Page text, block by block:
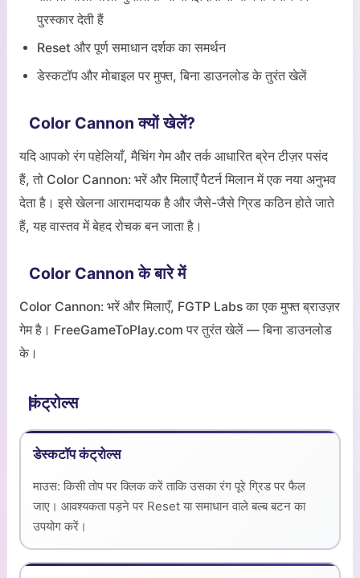
पुरस्कार देती हैं
Reset और पूर्ण समाधान दर्शक का समर्थन
डेस्कटॉप और मोबाइल पर मुफ्त, बिना डाउनलोड के तुरंत खेलें
Color Cannon क्यों खेलें?
यदि आपको रंग पहेलियाँ, मैचिंग गेम और तर्क आधारित ब्रेन टीज़र पसंद
हैं, तो Color Cannon: भरें और मिलाएँ पैटर्न मिलान में एक नया अनुभव
देता है। इसे खेलना आरामदायक है और जैसे-जैसे ग्रिड कठिन होते जाते
हैं, यह वास्तव में बेहद रोचक बन जाता है।
Color Cannon के बारे में
Color Cannon: भरें और मिलाएँ, FGTP Labs का एक मुफ्त ब्राउज़र
गेम है। FreeGameToPlay.com पर तुरंत खेलें — बिना डाउनलोड
के।
कंट्रोल्स
डेस्कटॉप कंट्रोल्स
माउस: किसी तोप पर क्लिक करें ताकि उसका रंग पूरे ग्रिड पर फैल
जाए। आवश्यकता पड़ने पर Reset या समाधान वाले बल्ब बटन का
उपयोग करें।